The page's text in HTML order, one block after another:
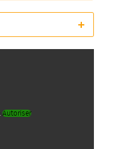
Autoriser